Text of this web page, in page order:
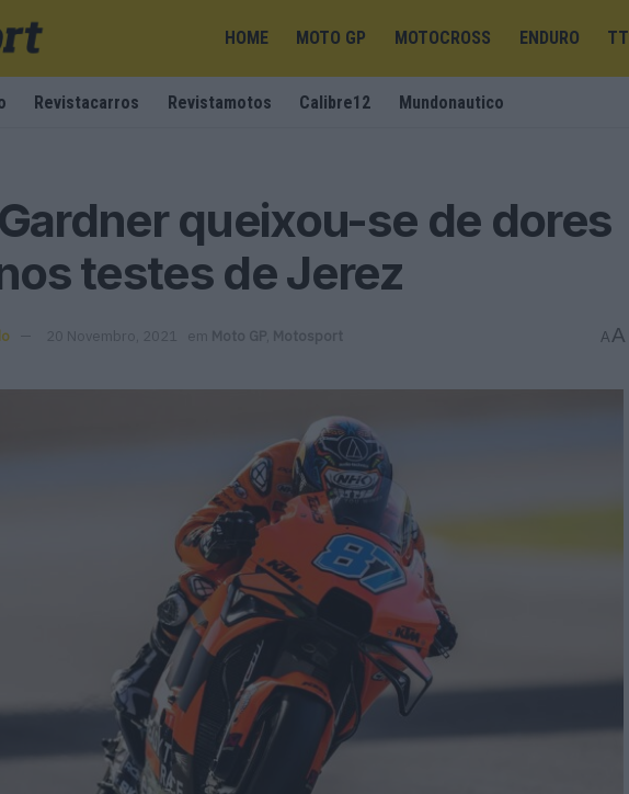
HOME MOTO GP MOTOCROSS ENDURO TT
Revistacarros Revistamotos Calibre12 Mundonautico
queixou-se de dores
testes de Jerez
20 Novembro, 2021 em Moto GP Motosport AA